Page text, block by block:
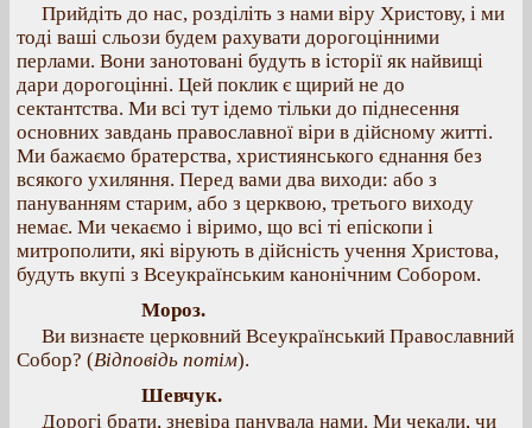
Прийдіть до нас, розділіть з нами віру Христову, і ми
тоді ваші сльози будем рахувати дорогоцінними
перлами. Вони занотовані будуть в історії як найвищі
дари дорогоцінні. Цей поклик є щирий не до
сектантства. Ми всі тут ідемо тільки до піднесення
основних завдань православної віри в дійсному житті.
Ми бажаємо братерства, християнського єднання без
всякого ухиляння. Перед вами два виходи: або з
пануванням старим, або з церквою, третього виходу
немає. Ми чекаємо і віримо, що всі ті епіскопи і
митрополити, які вірують в дійсність учення Христова,
будуть вкупі з Всеукраїнським канонічним Собором.
Мороз.
Ви визнаєте церковний Всеукраїнський Православний
Собор? (Відповідь потім).
Шевчук.
Дорогі брати, зневіра панувала нами. Ми чекали, чи